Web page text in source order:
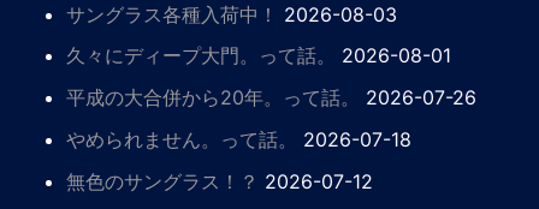
サングラス各種入荷中！
2026-08-03
久々にディープ大門。って話。
2026-08-01
平成の大合併から20年。って話。
2026-07-26
やめられません。って話。
2026-07-18
無色のサングラス！？ 2026-07-12